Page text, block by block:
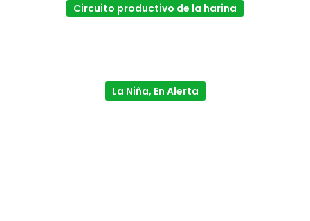
Circuito productivo de la harina
La Niña, En Alerta